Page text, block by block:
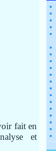
fait en
et